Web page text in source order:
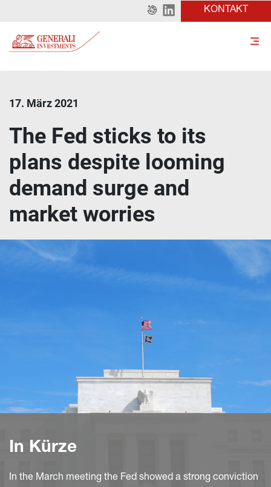
KONTAKT
17. März 2021
The Fed sticks to its
plans despite looming
demand surge and
market worries
In Kürze
In the March meeting the Fed showed a strong conviction